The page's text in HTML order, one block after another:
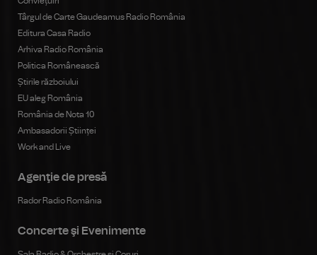
Târgul de Carte Gaudeamus Radio România
Editura Casa Radio
Arhiva Radio România
Politica Românească
Știrile războiului
EU aleg România
România de Nota 10
Ambasadorii Științei
Work and Live
Agenţie de presă
Rador Radio România
Concerte şi Evenimente